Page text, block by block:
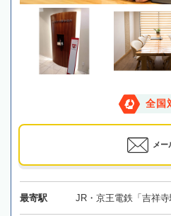
全国
メー
最寄駅 JR・京王電鉄「吉祥